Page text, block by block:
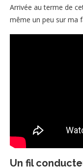
Arrivée au terme de
même un peu sur ma
Un fil